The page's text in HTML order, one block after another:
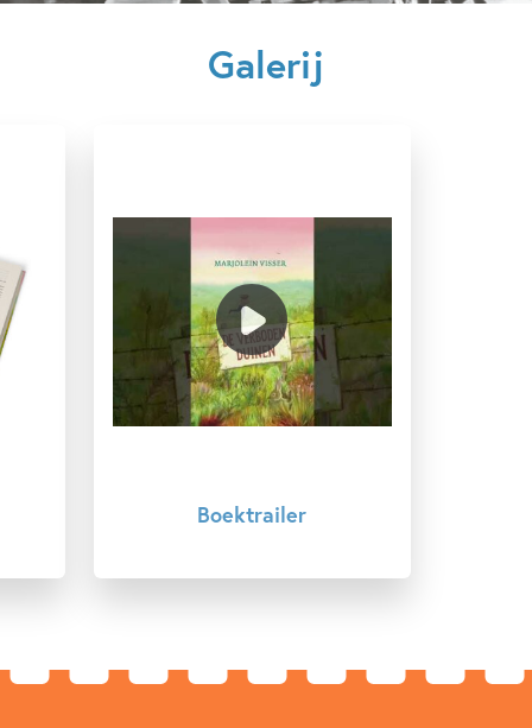
geeft je het gevoel dat je er een vriendschap bij cadeau
‘Mooi verhaal over een meisje dat heel veel voor haar
kiezen krijgt. Ze houdt een dagboek (met leuke tekeningen)
bij met al haar plannen, maakt vrienden en vindt hier en
daar hulp. Lief en inleefbaar.’ – Sanne Rooseboom over
Verboden Duinen
9 – 12 jaar
Dagelijks leven
Zelfvertrouwen & weerbaarheid
Galerij
Boektrailer